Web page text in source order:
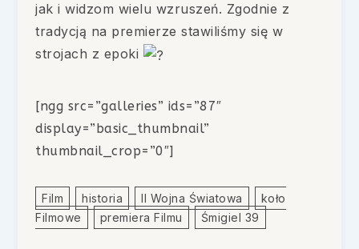
jak i widzom wielu wzruszeń. Zgodnie z
tradycją na premierze stawiliśmy się w
strojach z epoki
[ngg src=”galleries” ids=”87″
display=”basic_thumbnail”
thumbnail_crop=”0″]
Film Historia II Wojna Światowa
Koło
Filmowe
Premiera Filmu Śmigiel 39